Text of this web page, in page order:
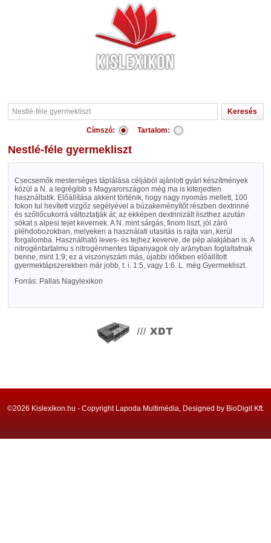
Címszó: Tartalom:
Nestlé-féle gyermekliszt
Csecsemők mesterséges táplálása céljából ajánlott gyári készítmények
közül a N. a legrégibb s Magyarországon még ma is kiterjedten
használtatik. Előállítása akként történik, hogy nagy nyomás mellett, 100
fokon tul hevített vizgőz segélyével a búzakeményítőt részben dextrinné
és szőllőcukorrá változtatják át; az ekképen dextrinizált liszthez azután
sókat s alpesi tejet kevernek. A N. mint sárgás, finom liszt, jól záró
pléhdobozokban, melyeken a használati utasitás is rajta van, kerül
forgalomba. Használható leves- és tejhez keverve, de pép alakjában is. A
nitrogéntartalmu s nitrogénmentes tápanyagok oly arányban foglaltatnak
benne, mint 1:9; ez a viszonyszám más, újabbi időkben előállított
gyermektápszerekben már jobb, t. i. 1:5, vagy 1:6. L. még Gyermekliszt.
Forrás: Pallas Nagylexikon
©2026 Kislexikon.hu - Copyright Lapoda Multimédia, Designed by BioDigit Kft.